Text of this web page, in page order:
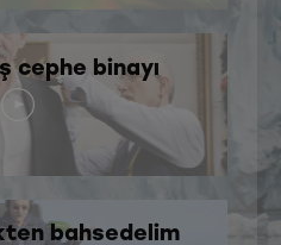
cephe binayı
bahsedelim